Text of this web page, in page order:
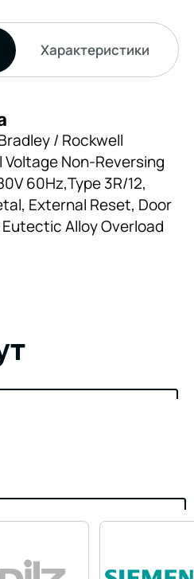
Характеристики
/ Rockwell
Non-Reversing
60Hz,Type 3R/12,
External Reset, Door
Alloy Overload